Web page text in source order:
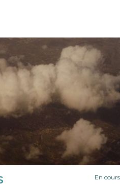
En cours